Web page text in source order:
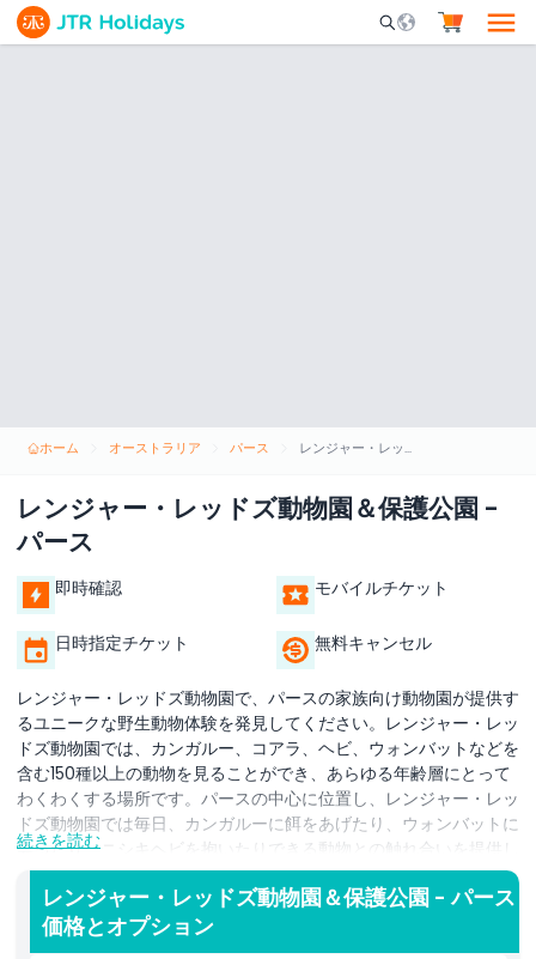
Mobile Search
ホーム オーストラリア パース レンジャー・レッドズ動物園＆保護公園 - パース
レンジャー・レッドズ動物園＆保護公園 -
パース
即時確認 モバイルチケット
日時指定チケット 無料キャンセル
レンジャー・レッドズ動物園で、パースの家族向け動物園が提供す
るユニークな野生動物体験を発見してください。レンジャー・レッ
ドズ動物園では、カンガルー、コアラ、ヘビ、ウォンバットなどを
含む150種以上の動物を見ることができ、あらゆる年齢層にとって
わくわくする場所です。パースの中心に位置し、レンジャー・レッ
ドズ動物園では毎日、カンガルーに餌をあげたり、ウォンバットに
会ったり、ニシキヘビを抱いたりできる動物との触れ合いを提供し
ています.
このインタラクティブな動物園は実際に体験することを重視してお
り、家族連れ、学校団体、動物愛好家に最適です。レンジャー・レ
続きを読む
レンジャー・レッドズ動物園＆保護公園 - パース
価格とオプション